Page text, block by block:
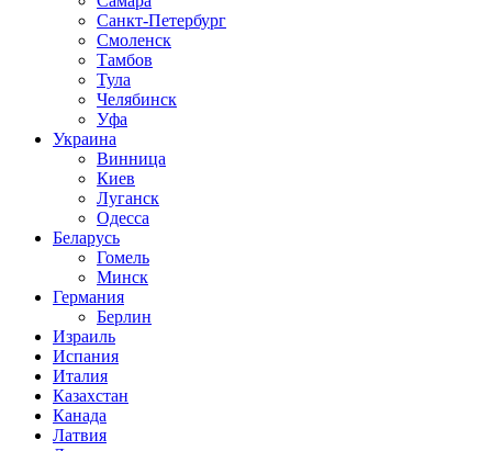
Санкт-Петербург
Смоленск
Тамбов
Тула
Челябинск
Уфа
Украина
Винница
Киев
Луганск
Одесса
Беларусь
Гомель
Минск
Германия
Берлин
Израиль
Испания
Италия
Казахстан
Канада
Латвия